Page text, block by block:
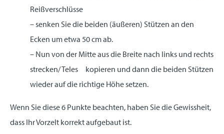
Reißverschlüsse
– senken Sie die beiden (äußeren) Stützen an den
Ecken um etwa 50 cm ab.
– Nun von der Mitte aus die Breite nach links und rechts
strecken/ Teles kopieren und dann die beiden Stützen
wieder auf die richtige Höhe setzen.
Wenn Sie diese 6 Punkte beachten, haben Sie die Gewissheit,
dass Ihr Vorzelt korrekt aufgebaut ist.